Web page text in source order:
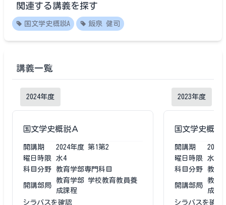
関連する講義を探す
国文学史概説A 飯泉 健司
講義一覧
2024年度
国文学史概説Ａ
開講期 2024年度 第1第2
曜日時限
水4
科目分野
教育学部専門科目
開講部局
教育学部 学校教育教員養
成課程
シラバスを確認
2023年度
国文学史概説
開講期 2023
曜日時限
水4
科目分野
教育
開講部局
教育
成課
シラバスを確認